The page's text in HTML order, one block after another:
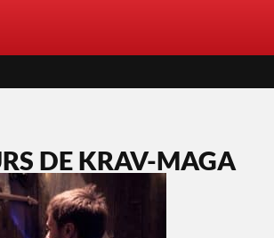
DE KRAV-MAGA